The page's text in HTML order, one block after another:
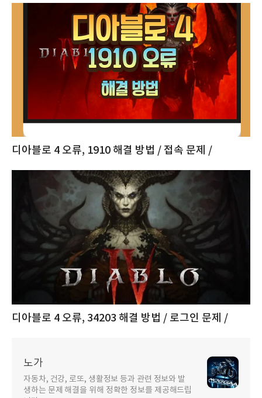
디아블로 4 오류, 1910 해결 방법 / 접속 문제 /
디아블로 4 오류, 34203 해결 방법 / 로그인 문제 /
노가
자동차, 건강, 로또, 생활정보 등과 관련 정보와 발
생하는 문제 해결을 위해 정확한 정보를 제공해드립